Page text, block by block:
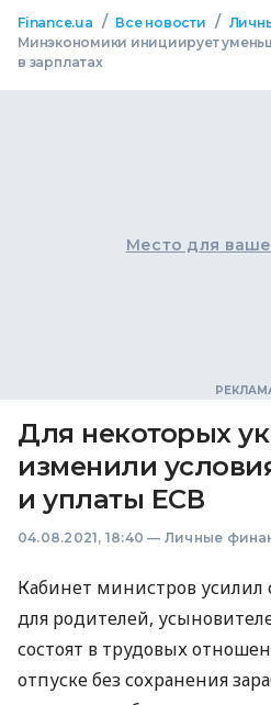
Finance.ua / Все новости /
Минэкономики инициирует
в зарплатах
Место для
Для некоторых
изменили
и уплаты ЕСВ
04.08.2021, 18:40 — Личные
Кабинет министров усилил
для родителей,
состоят в трудовых
отпуске без сохранения